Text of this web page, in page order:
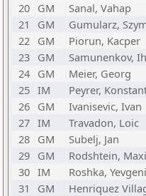
20
GM Sanal, Vahap
21
GM Gumularz,
22
GM Piorun, Kacper
23
GM Samunenkov,
24
GM Meier, Georg
25 IM Peyrer,
26
GM Ivanisevic, Ivan
27 IM Travadon, Loic
28
GM Subelj, Jan
29
GM Rodshtein,
30 IM Roshka,
31
GM Henriquez